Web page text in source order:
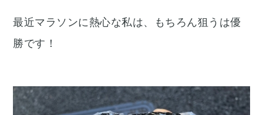
最近マラソンに熱心な私は、もちろん狙うは優
勝です！